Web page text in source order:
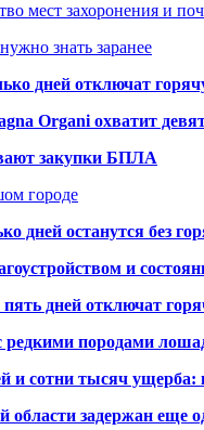
мест захоронения и
знать заранее
дней отключат
Organi охватит
закупки БПЛА
городе
дней останутся без
и
дней отключат
редкими породами
и сотни тысяч
области задержан еще